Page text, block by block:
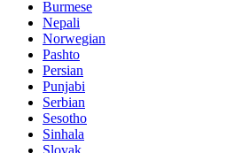
Burmese
Nepali
Norwegian
Pashto
Persian
Punjabi
Serbian
Sesotho
Sinhala
Slovak